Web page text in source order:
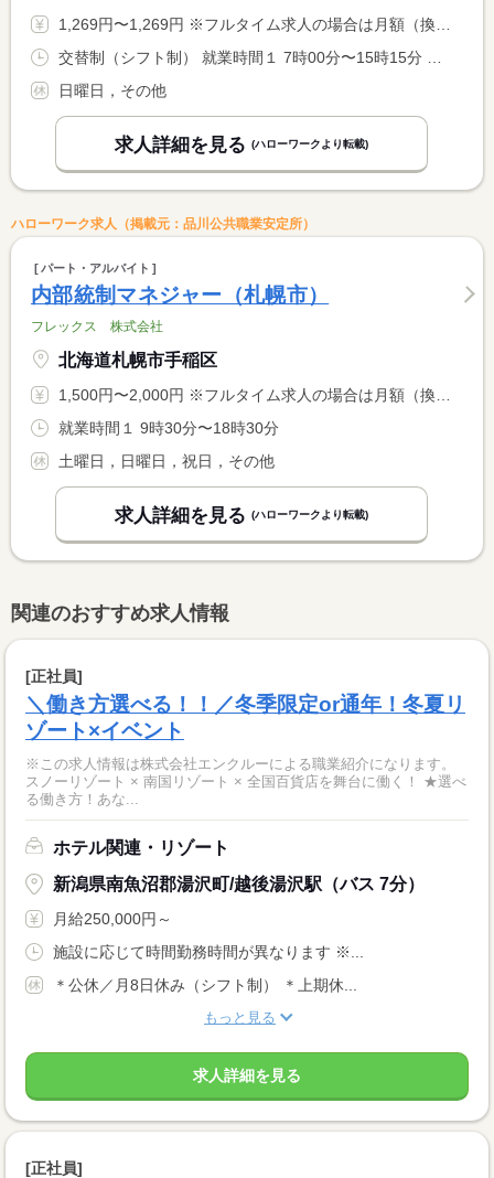
1,269円〜1,269円 ※フルタイム求人の場合は月額（換算額）、パート求人の場合は時間額を表示しています。
日曜日，その他
求人詳細を見る (ハローワークより転載)
ハローワーク求人（掲載元：品川公共職業安定所）
パート・アルバイト
内部統制マネジャー（札幌市）
フレックス 株式会社
北海道札幌市手稲区
1,500円〜2,000円 ※フルタイム求人の場合は月額（換算額）、パート求人の場合は時間額を表示しています。
就業時間１ 9時30分〜18時30分
土曜日，日曜日，祝日，その他
求人詳細を見る (ハローワークより転載)
関連のおすすめ求人情報
[正社員]
＼働き方選べる！！／冬季限定or通年！冬夏リ
ゾート×イベント
※この求人情報は株式会社エンクルーによる職業紹介になります。
スノーリゾート × 南国リゾート × 全国百貨店を舞台に働く！ ★選べ
る働き方！あな...
ホテル関連・リゾート
新潟県南魚沼郡湯沢町/越後湯沢駅（バス 7分）
月給250,000円～
施設に応じて時間勤務時間が異なります ※...
＊公休／月8日休み（シフト制） ＊上期休...
もっと見る
求人詳細を見る
[正社員]